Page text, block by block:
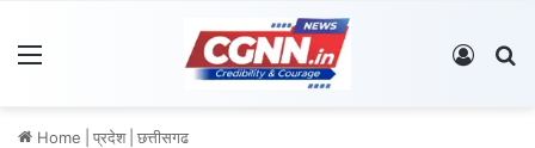
Log In
Home प्रदेश छत्तीसगढ